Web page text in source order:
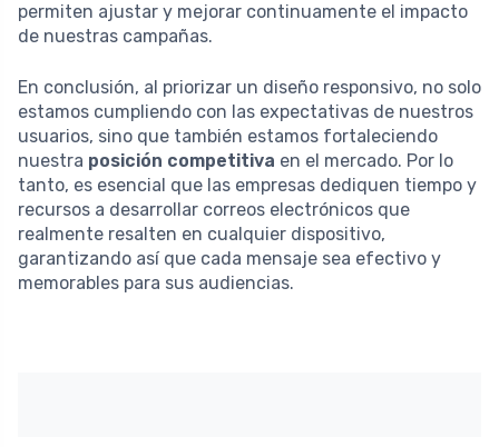
permiten ajustar y mejorar continuamente el impacto
de nuestras campañas.
En conclusión, al priorizar un diseño responsivo, no solo
estamos cumpliendo con las expectativas de nuestros
usuarios, sino que también estamos fortaleciendo
nuestra posición competitiva en el mercado. Por lo
tanto, es esencial que las empresas dediquen tiempo y
recursos a desarrollar correos electrónicos que
realmente resalten en cualquier dispositivo,
garantizando así que cada mensaje sea efectivo y
memorables para sus audiencias.